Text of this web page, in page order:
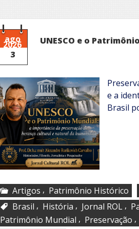
ago
2026
3
UNESCO e o
e a
Brasil
Artigos , Patrimônio Histórico
Brasil , História , Jornal ROL ,
Patrimônio Mundial , Preservação ,